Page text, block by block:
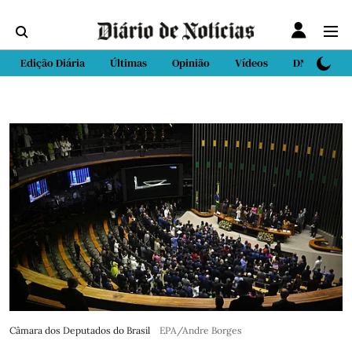
Edição Diária Últimas Opinião Vídeos DN Sport
Câmara dos Deputados do Brasil EPA/Andre Borges